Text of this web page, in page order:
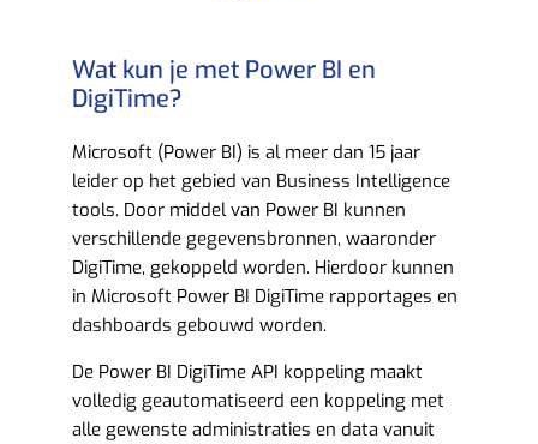
Wat kun je met Power BI en
DigiTime?​
Microsoft (Power BI) is al meer dan 15 jaar
leider op het gebied van Business Intelligence
tools. Door middel van Power BI kunnen
verschillende gegevensbronnen, waaronder
DigiTime, gekoppeld worden. Hierdoor kunnen
in Microsoft Power BI DigiTime rapportages en
dashboards gebouwd worden.
De Power BI DigiTime API koppeling maakt
volledig geautomatiseerd een koppeling met
alle gewenste administraties en data vanuit